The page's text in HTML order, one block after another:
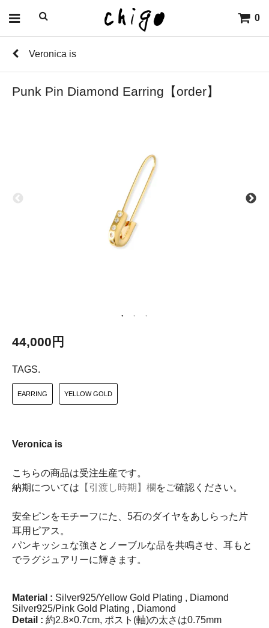
0
Veronica is
Punk Pin Diamond Earring【order】
44,000円
TAGS.
EARRING YELLOW GOLD
Veronica is
こちらの商品は受注生産です。
納期については 【引渡し時期】欄をご確認ください。
安全ピンをモチーフにた、5石のダイヤをあしらった片
耳用ピアス。
パンキッシュな強さとノーブルな品を共鳴させ、耳もと
でラグジュアリーに輝きます。
Material : Silver925/Yellow Gold Plating , Diamond
Silver925/Pink Gold Plating , Diamond
Detail : 約2.8×0.7cm, ポスト(軸)の太さは0.75mm